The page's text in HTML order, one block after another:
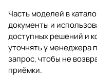
Часть моделей в
документы и
доступных решений и
уточнять у менеджера
запрос, чтобы не
приёмки.